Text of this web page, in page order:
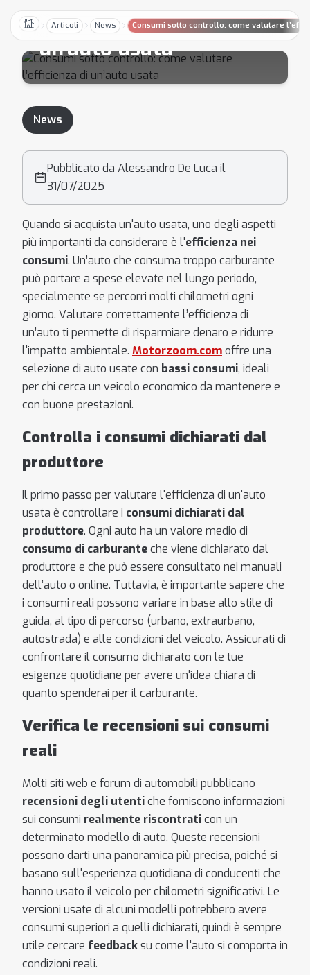
HomeArticoli News Consumi sotto controllo: come valutare
valutare l’efficienza di
un’auto usata
News
Pubblicato da Alessandro De Luca il
31/07/2025
Quando si acquista un'auto usata, uno degli aspetti
più importanti da considerare è l'efficienza nei
consumi. Un’auto che consuma troppo carburante
può portare a spese elevate nel lungo periodo,
specialmente se percorri molti chilometri ogni
giorno. Valutare correttamente l’efficienza di
un’auto ti permette di risparmiare denaro e ridurre
l'impatto ambientale. Motorzoom.comoffre una
selezione di auto usate con bassi consumi, ideali
per chi cerca un veicolo economico da mantenere e
con buone prestazioni.
Controlla i consumi dichiarati dal
produttore
Il primo passo per valutare l'efficienza di un'auto
usata è controllare i consumi dichiarati dal
produttore. Ogni auto ha un valore medio di
consumo di carburanteche viene dichiarato dal
produttore e che può essere consultato nei manuali
dell’auto o online. Tuttavia, è importante sapere che
i consumi reali possono variare in base allo stile di
guida, al tipo di percorso (urbano, extraurbano,
autostrada) e alle condizioni del veicolo. Assicurati di
confrontare il consumo dichiarato con le tue
esigenze quotidiane per avere un'idea chiara di
quanto spenderai per il carburante.
Verifica le recensioni sui consumi
reali
Molti siti web e forum di automobili pubblicano
recensioni degli utentiche forniscono informazioni
sui consumi realmente riscontraticon un
determinato modello di auto. Queste recensioni
possono darti una panoramica più precisa, poiché si
basano sull'esperienza quotidiana di conducenti che
hanno usato il veicolo per chilometri significativi. Le
versioni usate di alcuni modelli potrebbero avere
consumi superiori a quelli dichiarati, quindi è sempre
utile cercare feedbacksu come l'auto si comporta in
condizioni reali.